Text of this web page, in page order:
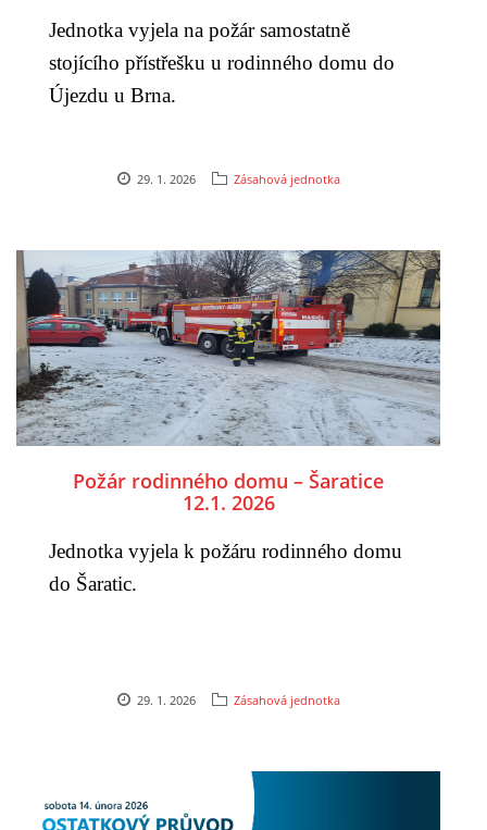
DRUŽSTVO MUŽŮ
KONTAKT
VÝROČNÍ ZPRÁVY
KRAJE
JEDNOTNÝ SYSTÉM VAROVÁNÍ A VYROZUMĚNÍ
OBYVATELSTVA ČR
VÝBOR SDH
KALENDÁŘ SDH
Jednotka vyjela na požár samostatně
stojícího přístřešku u rodinného domu do
Újezdu u Brna.
29. 1. 2026 Zásahová jednotka
Požár rodinného domu – Šaratice
12.1. 2026
Jednotka vyjela k požáru rodinného domu
do Šaratic.
29. 1. 2026 Zásahová jednotka